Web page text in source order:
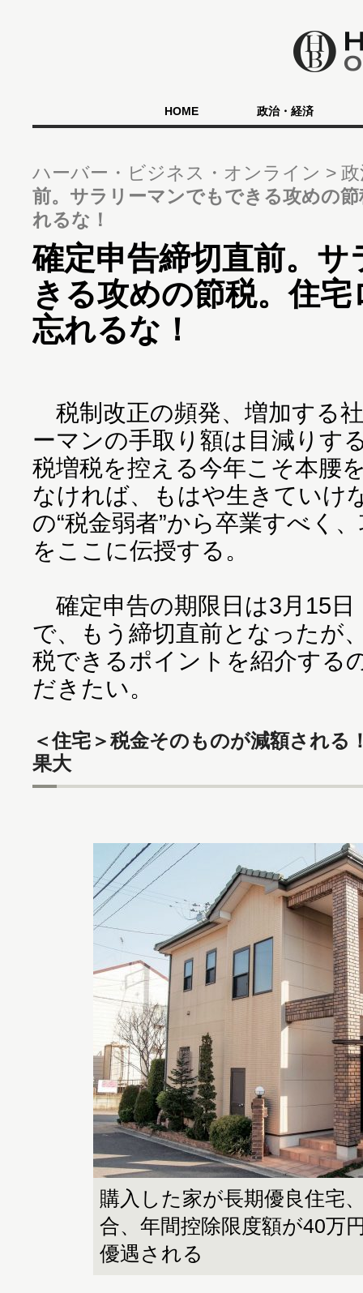
HOME 政治・経済
ハーバー・ビジネス・オンライン
前。サラリーマンでもできる攻めの
れるな！
確定申告締切直前。
きる攻めの節税。住
忘れるな！
税制改正の頻発、増加する
ーマンの手取り額は目減りす
税増税を控える今年こそ本腰
なければ、もはや生きていけ
の“税金弱者”から卒業すべく
をここに伝授する。
確定申告の期限日は3月15日
で、もう締切直前となったが
税できるポイントを紹介する
だきたい。
＜住宅＞税金そのものが減額され
果大
購入した家が長期優良住宅
合、年間控除限度額が40万
優遇される